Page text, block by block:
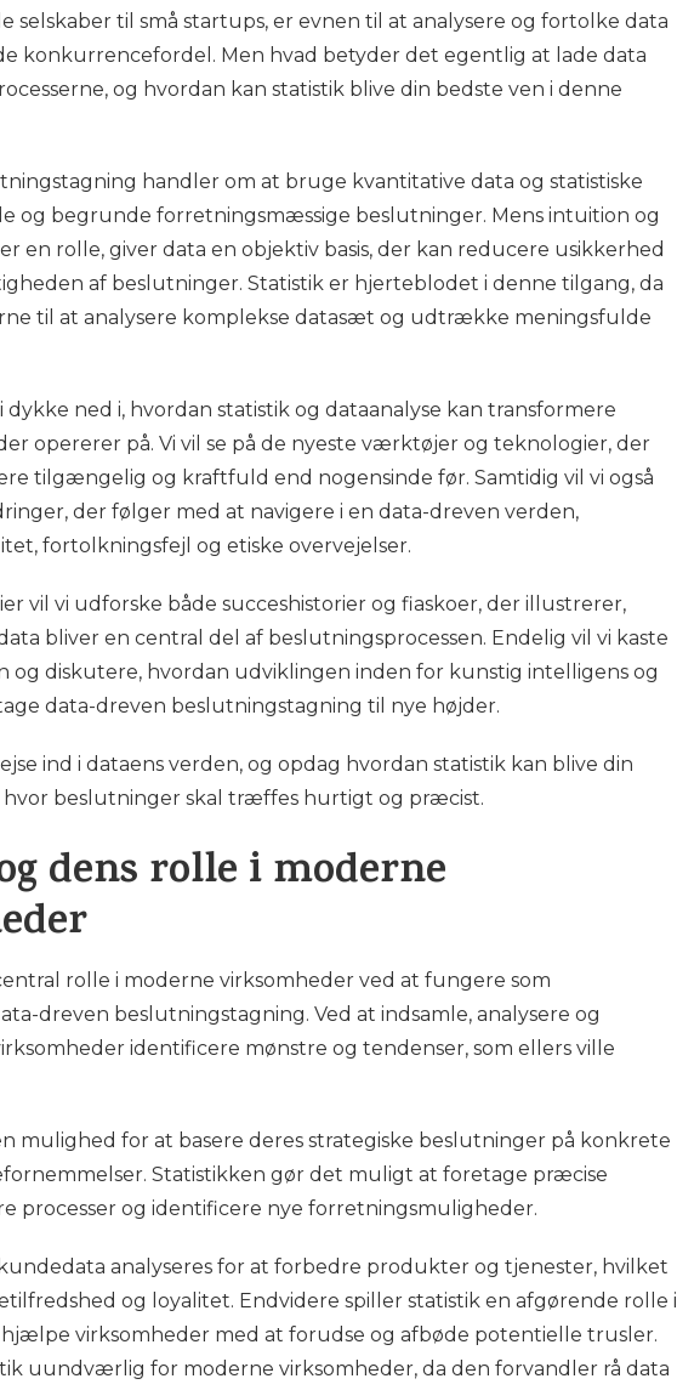
selskaber til små startups, er evnen til at analysere og fortolke data
konkurrencefordel. Men hvad betyder det egentlig at lade data
og hvordan kan statistik blive din bedste ven i denne
handler om at bruge kvantitative data og statistiske
og begrunde forretningsmæssige beslutninger. Mens intuition og
en rolle, giver data en objektiv basis, der kan reducere usikkerhed
af beslutninger. Statistik er hjerteblodet i denne tilgang, da
til at analysere komplekse datasæt og udtrække meningsfulde
dykke ned i, hvordan statistik og dataanalyse kan transformere
opererer på. Vi vil se på de nyeste værktøjer og teknologier, der
tilgængelig og kraftfuld end nogensinde før. Samtidig vil vi også
der følger med at navigere i en data-dreven verden,
fortolkningsfejl og etiske overvejelser.
vil vi udforske både succeshistorier og fiaskoer, der illustrerer,
bliver en central del af beslutningsprocessen. Endelig vil vi kaste
og diskutere, hvordan udviklingen inden for kunstig intelligens og
data-dreven beslutningstagning til nye højder.
ind i dataens verden, og opdag hvordan statistik kan blive din
hvor beslutninger skal træffes hurtigt og præcist.
dens rolle i moderne
rolle i moderne virksomheder ved at fungere som
dreven beslutningstagning. Ved at indsamle, analysere og
identificere mønstre og tendenser, som ellers ville
mulighed for at basere deres strategiske beslutninger på konkrete
Statistikken gør det muligt at foretage præcise
processer og identificere nye forretningsmuligheder.
analyseres for at forbedre produkter og tjenester, hvilket
og loyalitet. Endvidere spiller statistik en afgørende rolle i
hjælpe virksomheder med at forudse og afbøde potentielle trusler.
uundværlig for moderne virksomheder, da den forvandler rå data